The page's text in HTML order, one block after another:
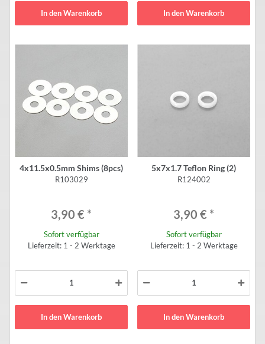
In den Warenkorb In den Warenkorb
4x11.5x0.5mm Shims (8pcs)
R103029
3,90 € *
Sofort verfügbar
Lieferzeit: 1 - 2 Werktage
In den Warenkorb
5x7x1.7 Teflon Ring (2)
R124002
3,90 € *
Sofort verfügbar
Lieferzeit: 1 - 2 Werktage
In den Warenkorb